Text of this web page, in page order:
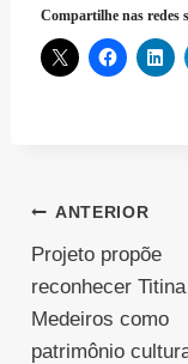
Compartilhe nas redes
de
Post
ANTERIOR
Projeto propõe
reconhecer Titina
Medeiros como
patrimônio